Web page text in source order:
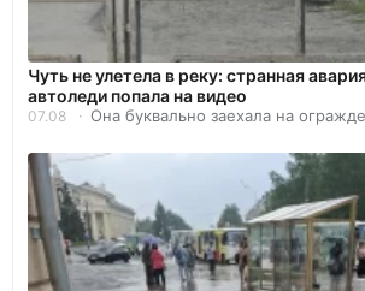
Чуть не улетела в реку: странная
автоледи попала на видео
07.08 Она буквально заехала на